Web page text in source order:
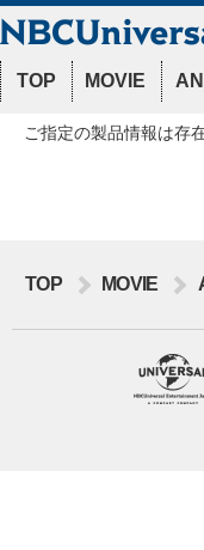
TOP MOVIE
ご指定の製品情報は存
TOP MOVIE